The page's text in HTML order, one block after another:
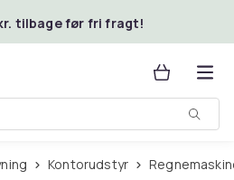
tilbage før fri fragt!
Kontorudstyr